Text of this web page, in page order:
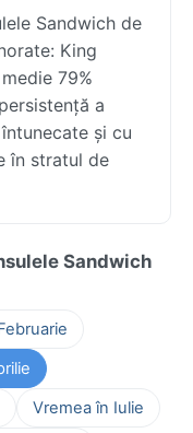
Sandwich de
King
79%
a
și cu
în stratul de
Sandwich
Vremea în Iulie